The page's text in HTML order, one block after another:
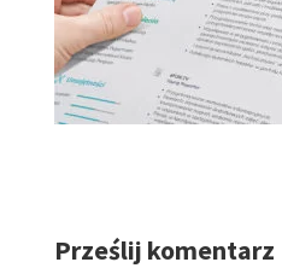
Prześlij komentarz